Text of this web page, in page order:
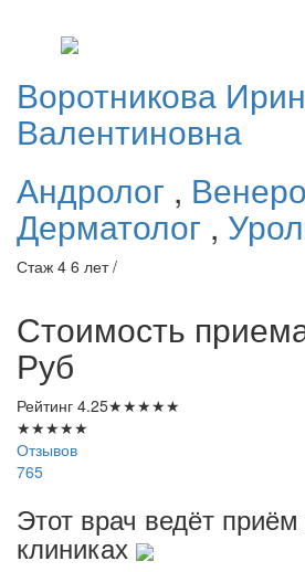
Воротникова
Валентиновна
Андролог ,
Дерматолог ,
Стаж 4 6 лет /
Стоимость
Руб
Рейтинг 4.25★★★★★
★★★★★
Отзывов
765
Этот врач ведёт
клиниках